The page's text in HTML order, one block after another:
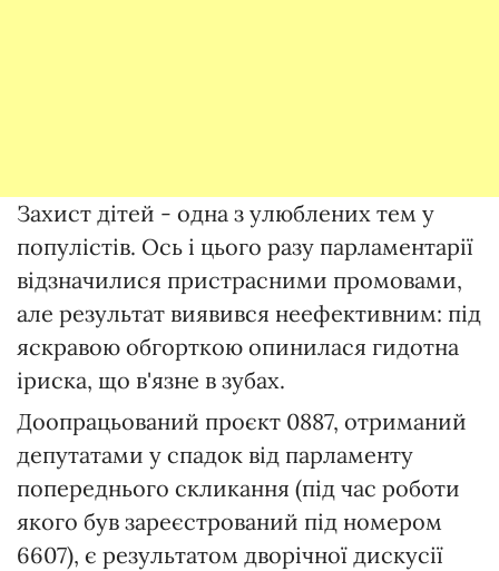
Захист дітей - одна з улюблених тем у
популістів. Ось і цього разу парламентарії
відзначилися пристрасними промовами,
але результат виявився неефективним: під
яскравою обгорткою опинилася гидотна
іриска, що в'язне в зубах.
Доопрацьований проєкт 0887, отриманий
депутатами у спадок від парламенту
попереднього скликання (під час роботи
якого був зареєстрований під номером
6607), є результатом дворічної дискусії